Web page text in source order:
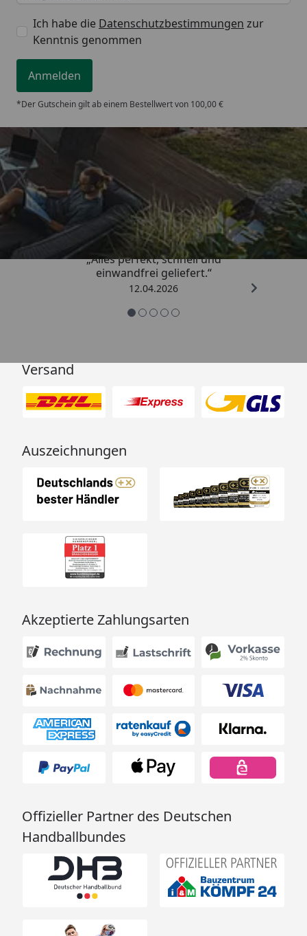
Ich habe die Datenschutzbestimmungen zur
Kenntnis genommen
Anmelden
*Der Gutschein gilt ab einem Bestellwert von 100,00 €
Trusted Shops
5,00/ 5
„Alles perfekt, schnell und
einwandfrei geliefert.“
12.04.2026
Versand
Auszeichnungen
Akzeptierte Zahlungsarten
Offizieller Partner des Deutschen
Handballbundes